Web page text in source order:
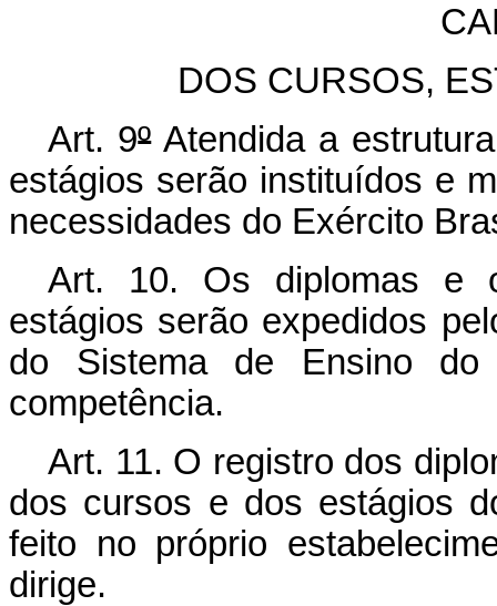
DOS CURSOS,
Art. 9ºAtendida a
estágios serão instituídos e
necessidades do Exército
Art. 10. Os diplomas e
estágios serão expedidos
do Sistema de Ensino
competência.
Art. 11. O registro dos
dos cursos e dos estágios
feito no próprio
dirige.